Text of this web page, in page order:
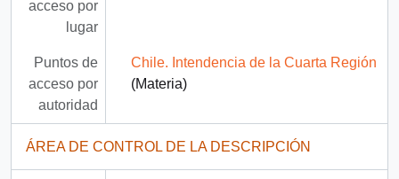
acceso por
lugar
Puntos de
acceso por
autoridad
Chile. Intendencia de la Cuarta Región
(Materia)
ÁREA DE CONTROL DE LA DESCRIPCIÓN